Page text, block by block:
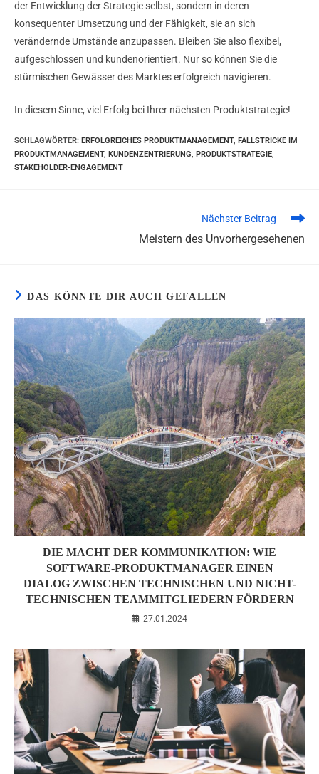
der Entwicklung der Strategie selbst, sondern in deren
konsequenter Umsetzung und der Fähigkeit, sie an sich
verändernde Umstände anzupassen. Bleiben Sie also flexibel,
aufgeschlossen und kundenorientiert. Nur so können Sie die
stürmischen Gewässer des Marktes erfolgreich navigieren.
In diesem Sinne, viel Erfolg bei Ihrer nächsten Produktstrategie!
SCHLAGWÖRTER: ERFOLGREICHES PRODUKTMANAGEMENT, FALLSTRICKE IM
PRODUKTMANAGEMENT, KUNDENZENTRIERUNG, PRODUKTSTRATEGIE,
STAKEHOLDER-ENGAGEMENT
Nächster Beitrag
Meistern des Unvorhergesehenen
DAS KÖNNTE DIR AUCH GEFALLEN
DIE MACHT DER KOMMUNIKATION: WIE
SOFTWARE-PRODUKTMANAGER EINEN
DIALOG ZWISCHEN TECHNISCHEN UND NICHT-
TECHNISCHEN TEAMMITGLIEDERN FÖRDERN
27.01.2024